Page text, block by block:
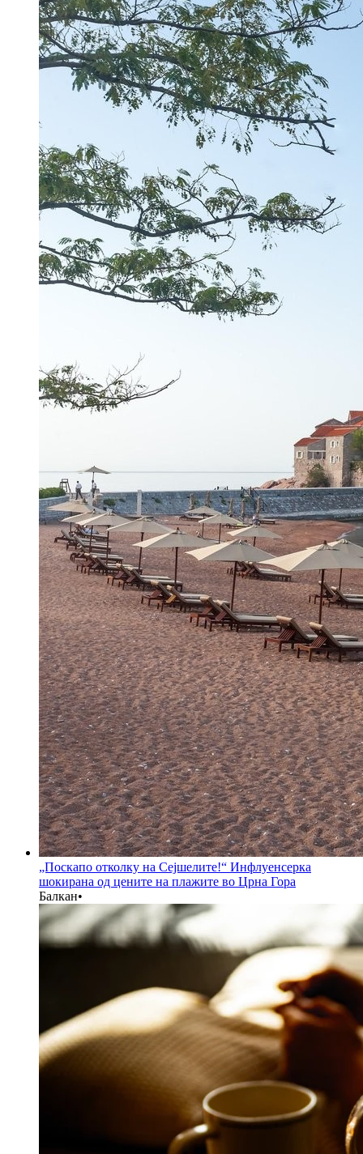
„Поскапо отколку на Сејшелите!“ Инфлуенсерка
шокирана од цените на плажите во Црна Гора
Балкан•